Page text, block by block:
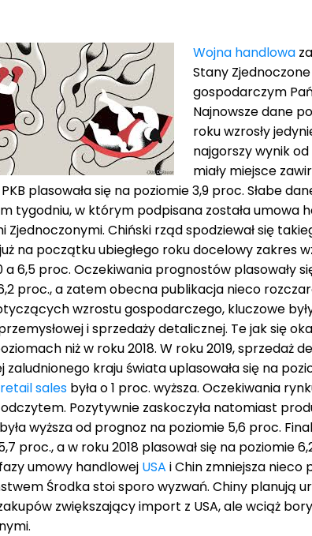
Wojna handlowa
Stany
gospodarczym
Najnowsze dane
roku wzrosły
najgorszy wynik od
miały miejsce
plasowała się na poziomie 3,9 proc. Słabe
tygodniu, w którym podpisana została umowa
Zjednoczonymi. Chiński rząd spodziewał się
na początku ubiegłego roku docelowy zakres
a 6,5 proc. Oczekiwania prognostów plasowały
proc., a zatem obecna publikacja nieco
wzrostu gospodarczego, kluczowe
i sprzedaży detalicznej. Te jak się
niż w roku 2018. W roku 2019, sprzedaż
zaludnionego kraju świata uplasowała się na
retail sales była o 1 proc. wyższa. Oczekiwania
Pozytywnie zaskoczyła natomiast
wyższa od prognoz na poziomie 5,6 proc.
proc., a w roku 2018 plasował się na poziomie
umowy handlowej USA i Chin zmniejsza nieco
Środka stoi sporo wyzwań. Chiny planują
zwiększający import z USA, ale wciąż